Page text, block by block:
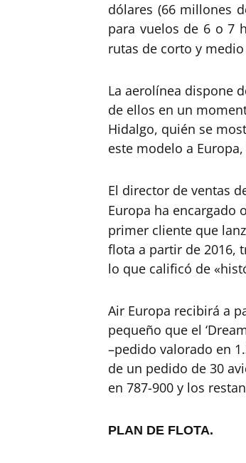
dólares (66 millones
para vuelos de 6 o 7
rutas de corto y
La aerolínea dispone
de ellos en un
Hidalgo, quién se
este modelo a
El director de ventas
Europa ha encargado
primer cliente que
flota a partir de 2016,
lo que calificó de
Air Europa recibirá a
pequeño que el
–pedido valorado en
de un pedido de 30
en 787-900 y los
PLAN DE FLOTA.